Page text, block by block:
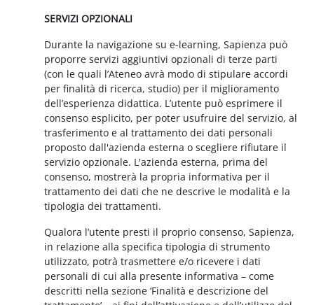
SERVIZI OPZIONALI
Durante la navigazione su e-learning, Sapienza può
proporre servizi aggiuntivi opzionali di terze parti
(con le quali l’Ateneo avrà modo di stipulare accordi
per finalità di ricerca, studio) per il miglioramento
dell’esperienza didattica. L’utente può esprimere il
consenso esplicito, per poter usufruire del servizio, al
trasferimento e al trattamento dei dati personali
proposto dall'azienda esterna o scegliere rifiutare il
servizio opzionale. L'azienda esterna, prima del
consenso, mostrerà la propria informativa per il
trattamento dei dati che ne descrive le modalità e la
tipologia dei trattamenti.
Qualora l’utente presti il proprio consenso, Sapienza,
in relazione alla specifica tipologia di strumento
utilizzato, potrà trasmettere e/o ricevere i dati
personali di cui alla presente informativa – come
descritti nella sezione ‘Finalità e descrizione del